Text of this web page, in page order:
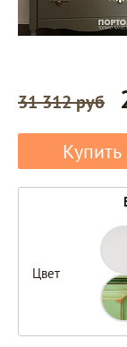
31 312 руб
Купить
Цвет